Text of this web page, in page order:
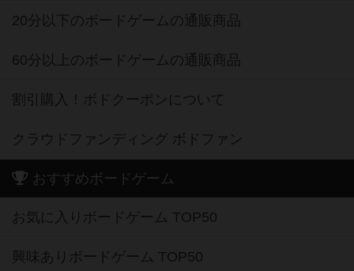
20分以下のボードゲームの通販商品
60分以上のボードゲームの通販商品
割引購入！ボドクーポンについて
クラウドファンディング ボドファン
おすすめボードゲーム
お気に入りボードゲーム TOP50
興味ありボードゲーム TOP50